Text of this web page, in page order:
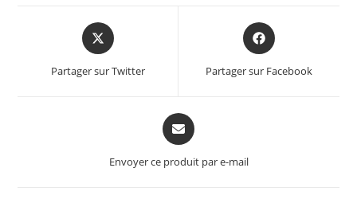
Partager sur Twitter Partager sur Facebook
Envoyer ce produit par e-mail